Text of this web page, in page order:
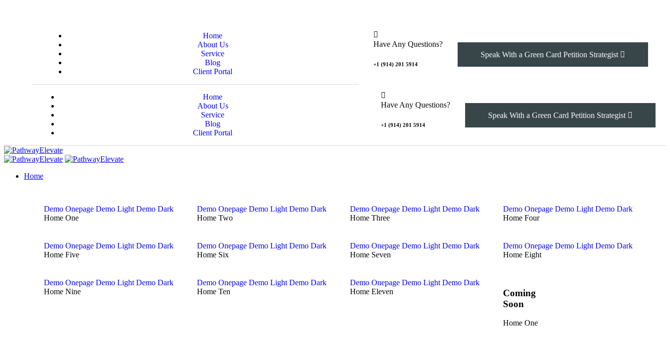
Home
About Us
Service
Blog
Client Portal
+1 (914) 201 5914
Have Any Questions?
Speak With a Green Card Petition Strategist
Home
About Us
Service
Blog
Client Portal
+1 (914) 201 5914
Have Any Questions?
Speak With a Green Card Petition Strategist
Home
Demo Onepage Demo Light Demo Dark
Home One
Demo Onepage Demo Light Demo Dark
Home Two
Demo Onepage Demo Light Demo Dark
Home Three
Demo Onepage Demo Light Demo Dark
Home Four
Demo Onepage Demo Light Demo Dark
Home Five
Demo Onepage Demo Light Demo Dark
Home Six
Demo Onepage Demo Light Demo Dark
Home Seven
Demo Onepage Demo Light Demo Dark
Home Eight
Demo Onepage Demo Light Demo Dark
Home Nine
Demo Onepage Demo Light Demo Dark
Home Ten
Demo Onepage Demo Light Demo Dark
Home Eleven
Coming
Soon
Home One